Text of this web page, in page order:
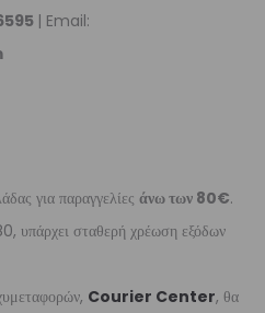
| Email:
για παραγγελίες άνω των 80€.
υπάρχει σταθερή χρέωση εξόδων
Courier Center, θα